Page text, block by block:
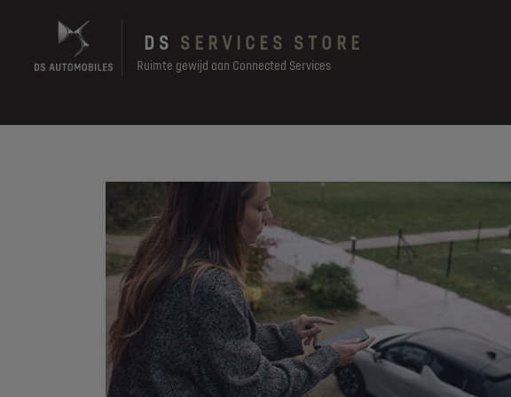
content
DS SERVICES STORE
Ruimte gewijd aan Connected Services
Main